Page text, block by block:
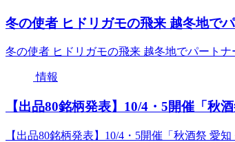
冬の使者 ヒドリガモの飛来 越冬地で
冬の使者 ヒドリガモの飛来 越冬地でパート
情報
【出品80銘柄発表】10/4・5開催「
【出品80銘柄発表】10/4・5開催「秋酒祭 愛